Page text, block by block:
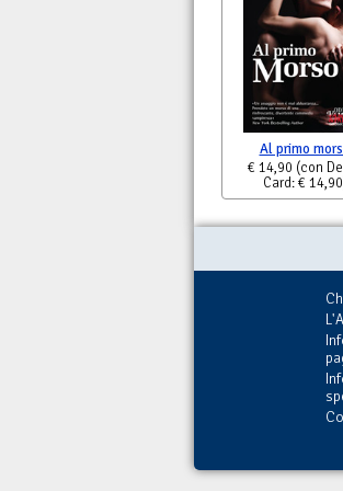
Al primo
€ 14,90 (con
Card: €